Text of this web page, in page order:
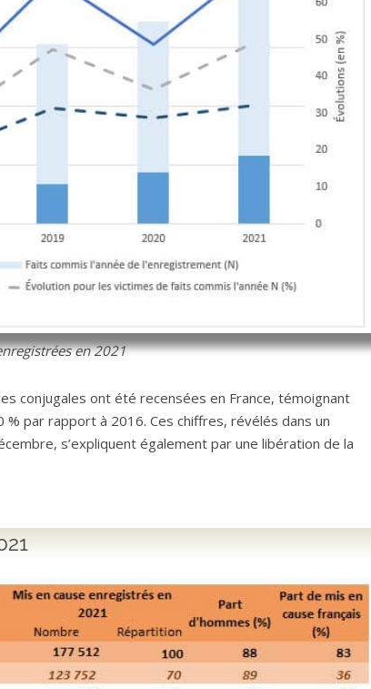
en 2021
conjugales ont été recensées en France, témoignant
par rapport à 2016. Ces chiffres, révélés dans un
s’expliquent également par une libération de la